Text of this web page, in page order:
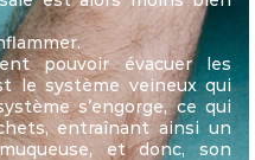
pouvoir évacuer les
le système veineux qui
s’engorge, ce qui
entraînant ainsi un
et donc, son